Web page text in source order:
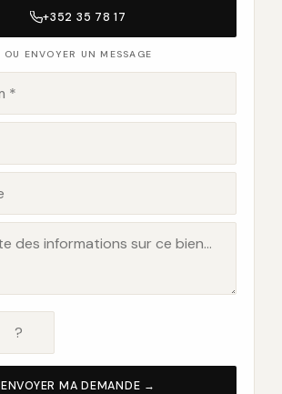
+352 35 78 17
OU ENVOYER UN MESSAGE
ENVOYER MA DEMANDE →